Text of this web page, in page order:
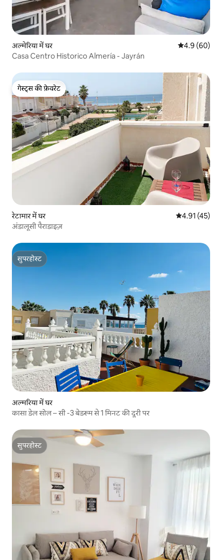
अल्मेरिया में घर औसत रेटिंग 5 में
4.9 (60)
Casa Centro Historico Almería - Jayrán
गेस्ट्स की फ़ेवरेट
गेस्ट्स की फ़ेवरेट
रेटामार में घर औसत रेटिंग 5 में
4.91 (45)
अंडालूसी पैराडाइज़
सुपरहोस्ट
सुपरहोस्ट
अल्मरिया में घर
कासा डेल सोल – सी -3 बेडरूम से 1 मिनट की दूरी पर
सुपरहोस्ट
सुपरहोस्ट